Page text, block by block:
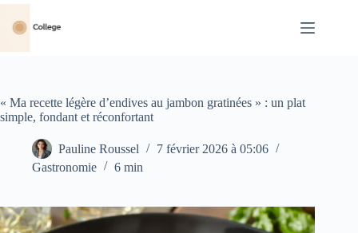
Passer
contenu
« Ma recette légère d’endives au jambon gratinées » : un plat
simple, fondant et réconfortant
Pauline Roussel
7 février 2026 à 05:06
Gastronomie
6 min